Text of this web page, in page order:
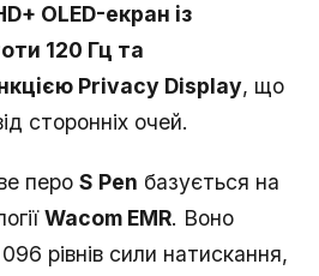
OLED-екран із
120 Гц та
Privacy Display, що
сторонніх очей.
перо S Pen базується на
Wacom EMR. Воно
рівнів сили натискання,